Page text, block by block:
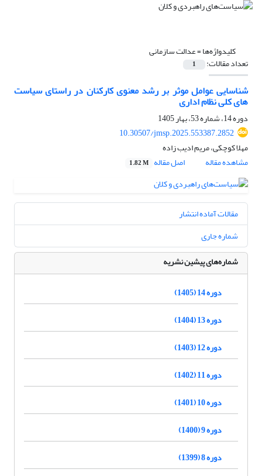
کلیدواژه‌ها =عدالت سازمانی
تعداد مقالات: 1
شناسایی عوامل موثر بر رشد معنوی کارکنان در راستای سیاست
های کلی نظام اداری
دوره 14، شماره 53، بهار 1405
10.30507/jmsp.2025.553387.2852
مهلا کوچکی، مریم ادیب زاده
مشاهده مقاله
اصل مقاله 1.82 M
مقالات آماده انتشار
شماره جاری
شماره‌های پیشین نشریه
دوره 14 (1405)
دوره 13 (1404)
دوره 12 (1403)
دوره 11 (1402)
دوره 10 (1401)
دوره 9 (1400)
دوره 8 (1399)